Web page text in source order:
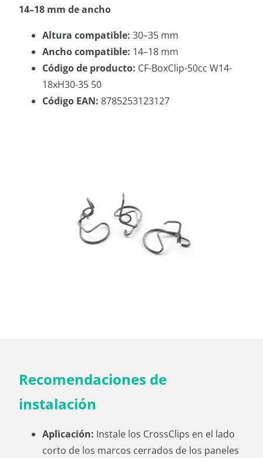
14–18 mm de ancho
Altura compatible: 30–35 mm
Ancho compatible: 14–18 mm
Código de producto: CF-BoxClip-50cc W14-
18xH30-35 50
Código EAN: 8785253123127
Recomendaciones de
instalación
Aplicación: Instale los CrossClips en el lado
corto de los marcos cerrados de los paneles